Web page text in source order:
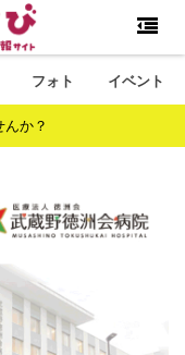
フォト イベント
か？